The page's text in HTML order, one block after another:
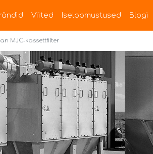
Viited Iseloomustused Blogi
MJC-kassettfilter